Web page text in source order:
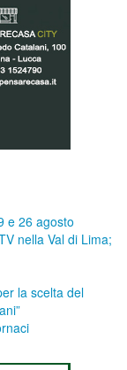
e 26 agosto
nella Val di Lima;
la scelta del